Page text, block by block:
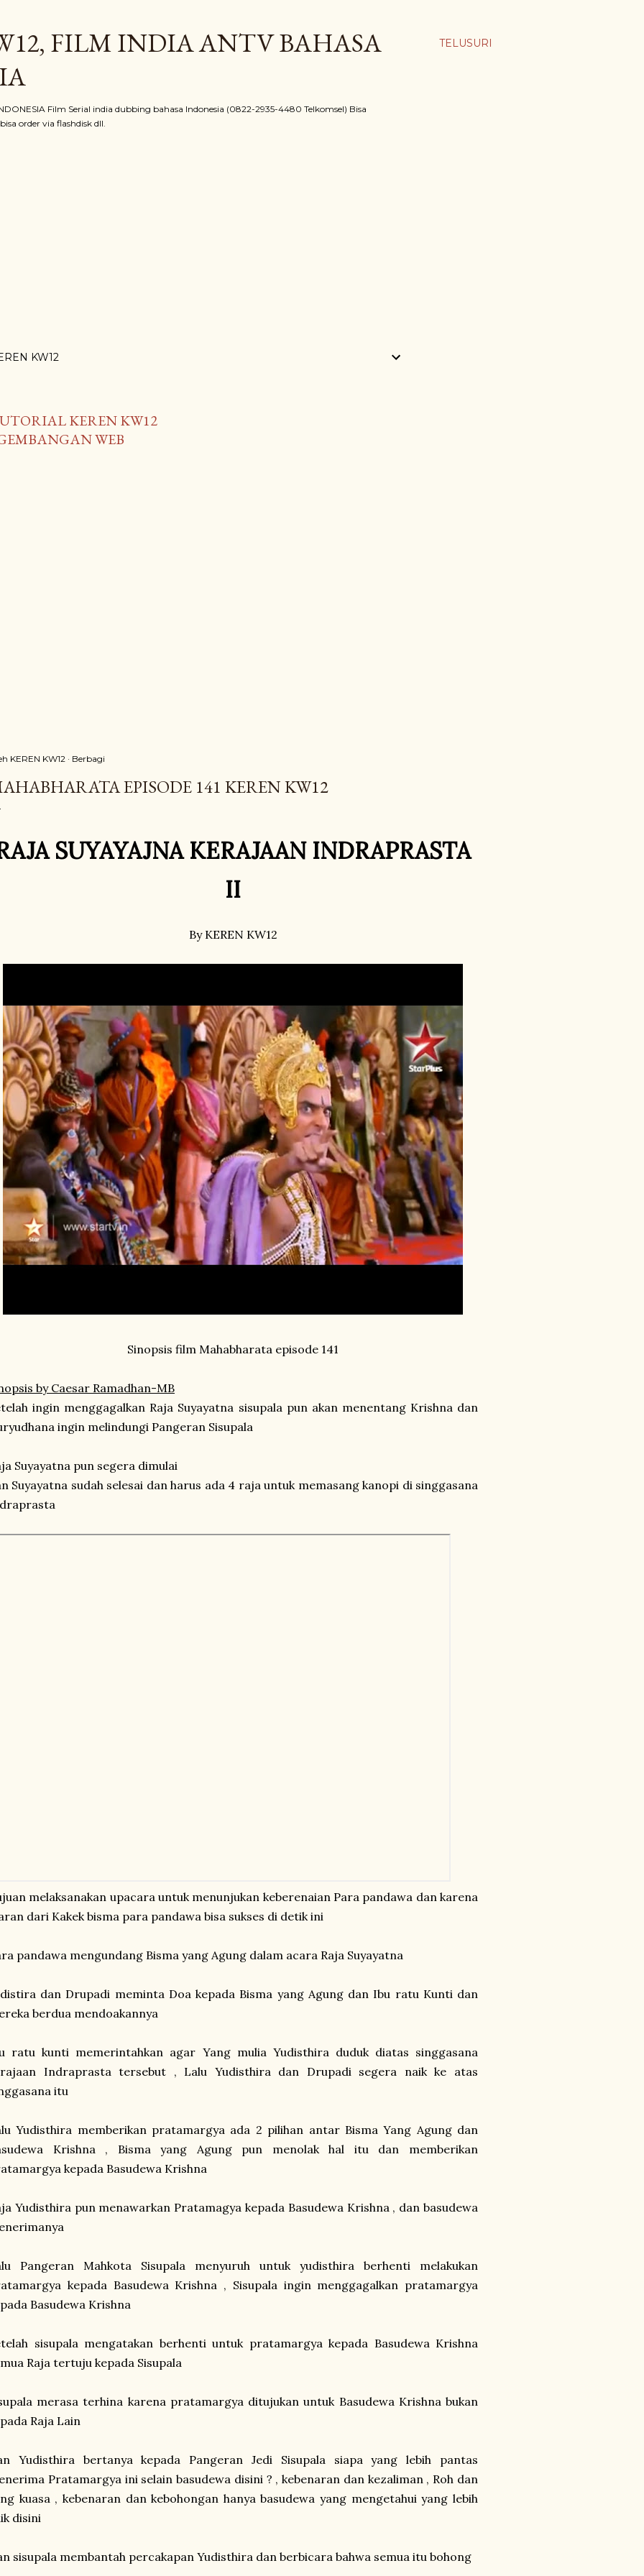
TELUSURI
FILM INDIA ANTV BAHASA
Film Serial india dubbing bahasa Indonesia (0822-2935-4480 Telkomsel) Bisa
order via flashdisk dll.
KW12
KEREN KW12
WEB
KEREN KW12 Berbagi
EPISODE 141 KEREN KW12
SUYAYAJNA KERAJAAN INDRAPRASTA
II
By KEREN KW12
Sinopsis film Mahabharata episode 141
by Caesar Ramadhan-MB
ingin menggagalkan Raja Suyayatna sisupala pun akan menentang Krishna dan
ingin melindungi Pangeran Sisupala
Suyayatna pun segera dimulai
Suyayatna sudah selesai dan harus ada 4 raja untuk memasang kanopi di singgasana
melaksanakan upacara untuk menunjukan keberenaian Para pandawa dan karena
dari Kakek bisma para pandawa bisa sukses di detik ini
pandawa mengundang Bisma yang Agung dalam acara Raja Suyayatna
dan Drupadi meminta Doa kepada Bisma yang Agung dan Ibu ratu Kunti dan
berdua mendoakannya
ratu kunti memerintahkan agar Yang mulia Yudisthira duduk diatas singgasana
Indraprasta tersebut , Lalu Yudisthira dan Drupadi segera naik ke atas
itu
Yudisthira memberikan pratamargya ada 2 pilihan antar Bisma Yang Agung dan
Krishna , Bisma yang Agung pun menolak hal itu dan memberikan
kepada Basudewa Krishna
Yudisthira pun menawarkan Pratamagya kepada Basudewa Krishna , dan basudewa
Pangeran Mahkota Sisupala menyuruh untuk yudisthira berhenti melakukan
kepada Basudewa Krishna , Sisupala ingin menggagalkan pratamargya
Basudewa Krishna
sisupala mengatakan berhenti untuk pratamargya kepada Basudewa Krishna
Raja tertuju kepada Sisupala
merasa terhina karena pratamargya ditujukan untuk Basudewa Krishna bukan
Raja Lain
Yudisthira bertanya kepada Pangeran Jedi Sisupala siapa yang lebih pantas
Pratamargya ini selain basudewa disini ? , kebenaran dan kezaliman , Roh dan
kuasa , kebenaran dan kebohongan hanya basudewa yang mengetahui yang lebih
disini
sisupala membantah percakapan Yudisthira dan berbicara bahwa semua itu bohong